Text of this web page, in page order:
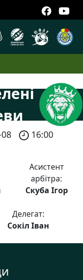
16:00
Асистент
арбітра:
Скуба Ігор
Делегат:
Сокіл Іван